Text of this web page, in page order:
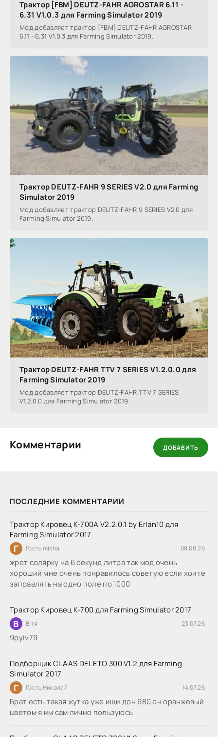
ПОСЛЕДНИЕ КОММЕНТАРИИ
Трактор Кировец К-700А V2.2.0.1 by Erlan10 для
Farming Simulator 2017
Г Гость misha 08.08.26
жрет солярку на 6 секунд литра так мод очень
хороший мне очень понравилось советую если хоите
заправлять на одно поле по 1000
Трактор Кировец К-700 для Farming Simulator 2017
В Вітя 23.07.26
9руіv79
Подборщик CLAAS DELETO 300 V1.2 для Farming
Simulator 2017
Г Гость Николай 14.07.26
Брат есть такая жутка уже ищи дон 680 он оранжевый
цветом я им сам лично пользуюсь
Трактор [FBM] DEUTZ-FAHR AGROSTAR 6.11 -
6.31 V1.0.3 для Farming Simulator 2019
Мод добавляет трактор [FBM] DEUTZ-FAHR AGROSTAR
6.11 - 6.31 V1.0.3 для Farming Simulator 2019.
Трактор DEUTZ-FAHR 9 SERIES V2.0 для Farming
Simulator 2019
Мод добавляет трактор DEUTZ-FAHR 9 SERIES V2.0 для
Farming Simulator 2019.
Трактор DEUTZ-FAHR TTV 7 SERIES V1.2.0.0 для
Farming Simulator 2019
Мод добавляет трактор DEUTZ-FAHR TTV 7 SERIES
V1.2.0.0 для Farming Simulator 2019.
Комментарии ДОБАВИТЬ